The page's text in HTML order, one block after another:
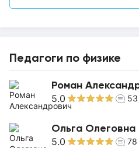
Педагоги по физике
Роман
5.0 53
Ольга Олеговна
5.0 78